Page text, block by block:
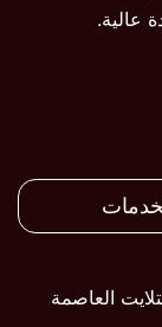
عالية.
العاصمة